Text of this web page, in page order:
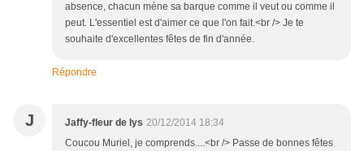
absence, chacun mène sa barque comme il veut ou comme il
peut. L'essentiel est d'aimer ce que l'on fait.<br /> Je te
souhaite d'excellentes fêtes de fin d'année.
Répondre
J Jaffy-fleur de lys 20/12/2014 18:34
Coucou Muriel, je comprends....<br /> Passe de bonnes fêtes